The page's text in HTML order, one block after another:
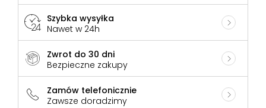
Szybka wysyłka
Nawet w 24h
Zwrot do 30 dni
Bezpieczne zakupy
Zamów telefonicznie
Zawsze doradzimy